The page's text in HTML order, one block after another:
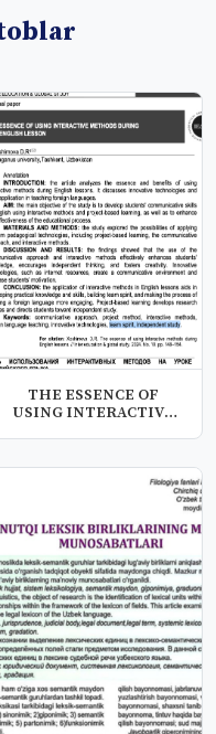
THE ESSENCE OF
USING INTERACTIVE